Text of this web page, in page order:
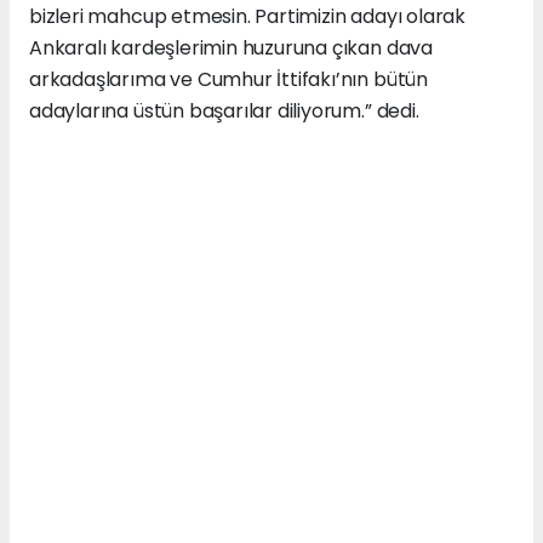
bizleri mahcup etmesin. Partimizin adayı olarak
Ankaralı kardeşlerimin huzuruna çıkan dava
arkadaşlarıma ve Cumhur İttifakı’nın bütün
adaylarına üstün başarılar diliyorum.” dedi.